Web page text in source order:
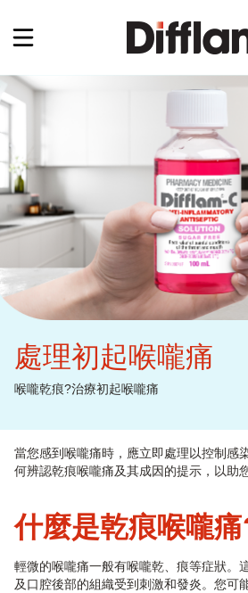
處理初起喉嚨痛
喉嚨乾痕?治療初起喉嚨痛
當您感到喉嚨痛時，應立即處理以控制感
何辨認乾痕喉嚨痛及其成因的提示，以助
什麼是乾痕喉嚨
輕微的喉嚨痛一般有喉嚨乾、痕等症狀。
及口腔後部的組織受到刺激和發炎。您可